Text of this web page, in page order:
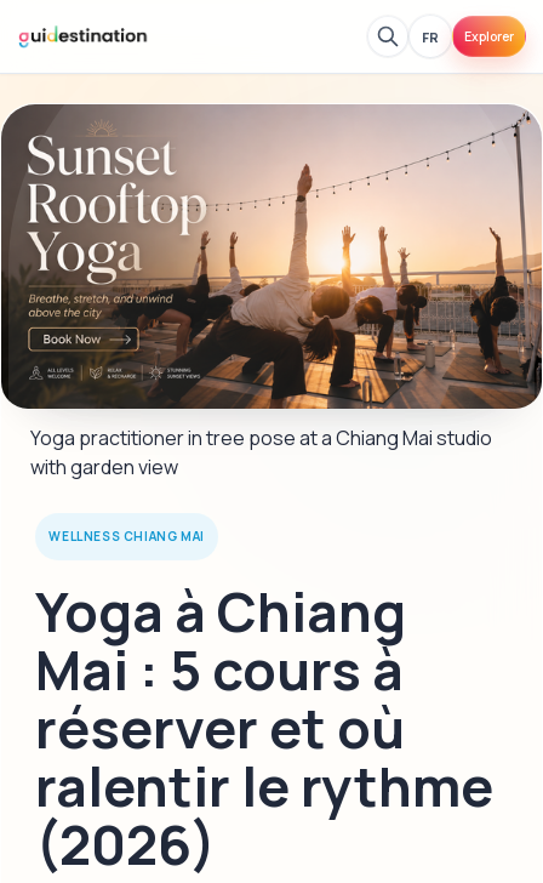
FR Explorer
Yoga practitioner in tree pose at a Chiang Mai studio
with garden view
WELLNESS CHIANG MAI
Yoga à Chiang
Mai : 5 cours à
réserver et où
ralentir le rythme
(2026)